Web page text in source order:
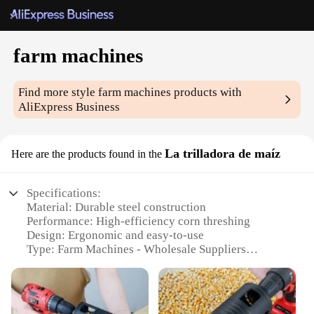
farm machines
Find more stylefarm machines products with
AliExpress Business
Here are the products found in the La trilladora de maíz
Specifications:
Material: Durable steel construction
Performance: High-efficiency corn threshing
Design: Ergonomic and easy-to-use
Type: Farm Machines - Wholesale Suppliers
Size: Compact and portable for on-farm use
Features: